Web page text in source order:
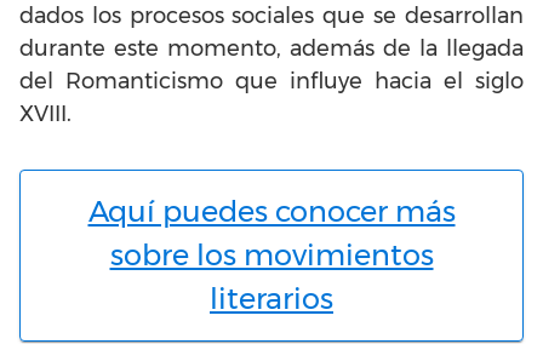
dados los procesos sociales que se desarrollan
durante este momento, además de la llegada
del Romanticismo que influye hacia el siglo
XVIII.
Aquí puedes conocer más
sobre los movimientos
literarios